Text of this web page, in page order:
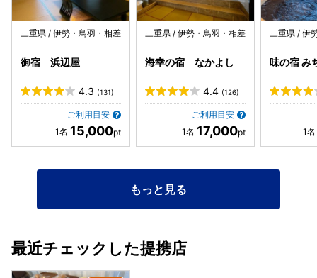
三重県 / 伊勢・鳥羽・相差
御宿 浜辺屋
4.3 (131)
ご利用目安
15,000
三重県 / 伊勢・鳥羽・相差
海幸の宿 なかよし
4.4 (126)
ご利用目安
17,000
三重県 / 伊
味の宿 み
もっと見る
最近チェックした提携店